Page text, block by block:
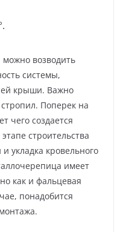
можно возводить
системы,
крыши. Важно
Поперек на
чего создается
строительства
укладка кровельного
имеет
как и фальцевая
понадобится